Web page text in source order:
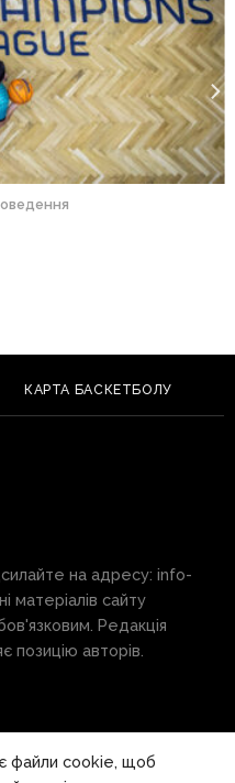
КАРТА БАСКЕТБОЛУ
на адресу: info-
матеріалів сайту
Редакція
позицію авторів.
файли cookie, щоб